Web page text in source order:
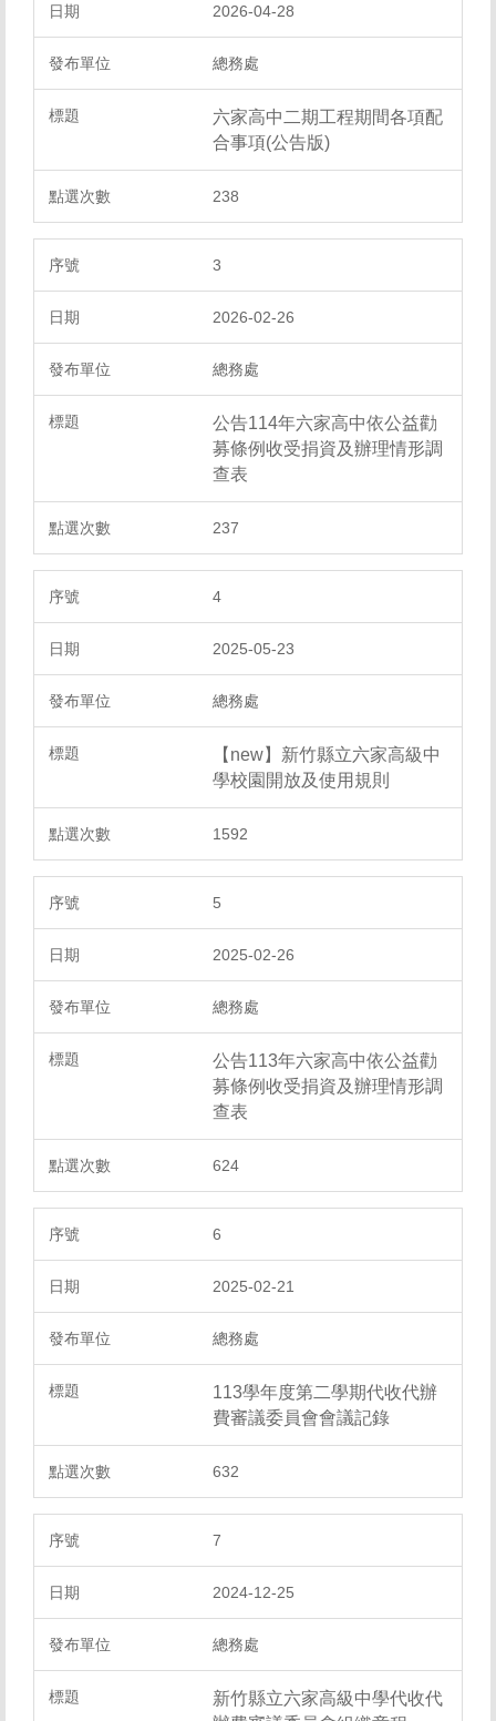
2026-04-28
總務處
六家高中二期工程期間各項配
合事項(公告版)
238
3
2026-02-26
總務處
公告114年六家高中依公益勸
募條例收受捐資及辦理情形調
查表
237
4
2025-05-23
總務處
【new】新竹縣立六家高級中
學校園開放及使用規則
1592
5
2025-02-26
總務處
公告113年六家高中依公益勸
募條例收受捐資及辦理情形調
查表
624
6
2025-02-21
總務處
113學年度第二學期代收代辦
費審議委員會會議記錄
632
7
2024-12-25
總務處
新竹縣立六家高級中學代收代